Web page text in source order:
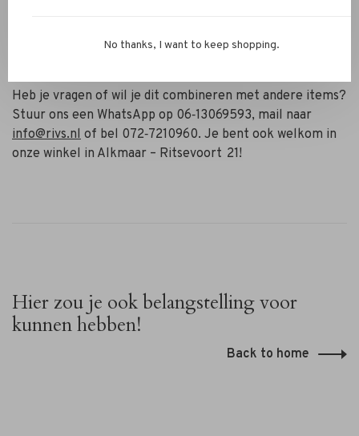
✔ Subtiele plooien voor elegant vallend silhouet
Heb je vragen of wil je dit combineren met andere items?
Stuur ons een WhatsApp op 06‑13069593, mail naar
info@rivs.nl of bel 072‑7210960. Je bent ook welkom in
onze winkel in Alkmaar – Ritsevoort 21!
Hier zou je ook belangstelling voor
kunnen hebben!
Back to home
No thanks, I want to keep shopping.